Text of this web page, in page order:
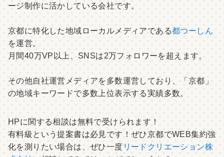
ージ制作に活かしている会社です。
京都に特化した地域ローカルメディアである都つーしん
を運営。
月間40万VP以上、SNSは2万フォロワーを超えます。
その他自社運営メディアを多数運営しており、「京都」
の地域キーワードで多数上位表示する実績多数。
HPに関する相談は無料で受けられます！
有料級という提案書は必見です！ぜひ京都でWEB集約強
化を測りたい場合は、ぜひ一度リードクリエーション株